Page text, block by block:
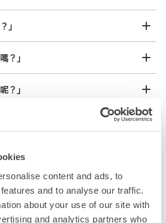
content and ads, to
and to analyse our traffic.
about your use of our site with
and analytics partners who
員拍完行李照片後
，愉快度過一整天！
車站內店舖以及24小時營業的店鋪合作。
」
？」
？」
兒車、大型運動用品、樂器的地方
行李？」